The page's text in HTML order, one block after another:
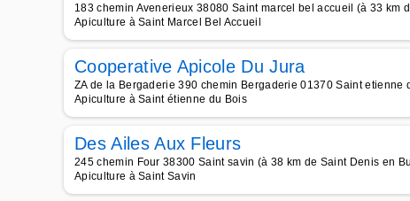
183 chemin Avenerieux 38080 Saint marcel bel accueil (à 33 km
Apiculture à Saint Marcel Bel Accueil
Cooperative Apicole Du Jura
ZA de la Bergaderie 390 chemin Bergaderie 01370 Saint etienne
Apiculture à Saint étienne du Bois
Des Ailes Aux Fleurs
245 chemin Four 38300 Saint savin (à 38 km de Saint Denis en
Apiculture à Saint Savin